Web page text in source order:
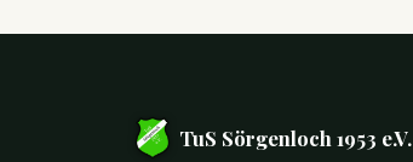
TuS Sörgenloch 1953 e.V.